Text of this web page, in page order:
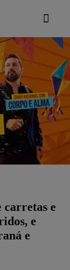
carretas e
e
e